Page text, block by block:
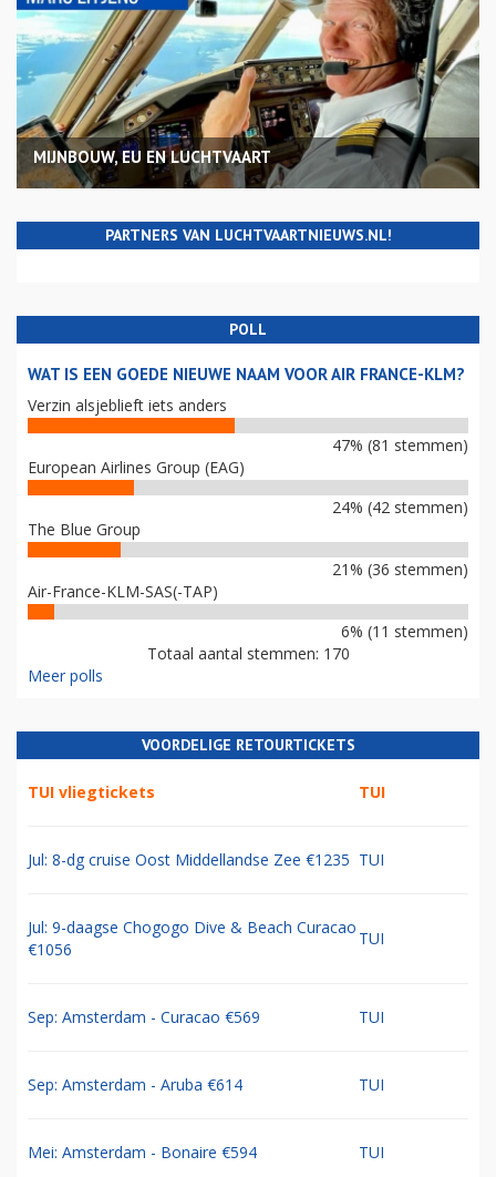
MIJNBOUW, EU EN LUCHTVAART
PARTNERS VAN LUCHTVAARTNIEUWS.NL!
POLL
WAT IS EEN GOEDE NIEUWE NAAM VOOR AIR FRANCE-KLM?
Verzin alsjeblieft iets anders
47% (81 stemmen)
European Airlines Group (EAG)
24% (42 stemmen)
The Blue Group
21% (36 stemmen)
Air-France-KLM-SAS(-TAP)
6% (11 stemmen)
Totaal aantal stemmen: 170
Meer polls
VOORDELIGE RETOURTICKETS
TUI vliegtickets TUI
Jul: 8-dg cruise Oost Middellandse Zee €1235 TUI
Jul: 9-daagse Chogogo Dive & Beach Curacao
€1056
TUI
Sep: Amsterdam - Curacao €569 TUI
Sep: Amsterdam - Aruba €614 TUI
Mei: Amsterdam - Bonaire €594 TUI